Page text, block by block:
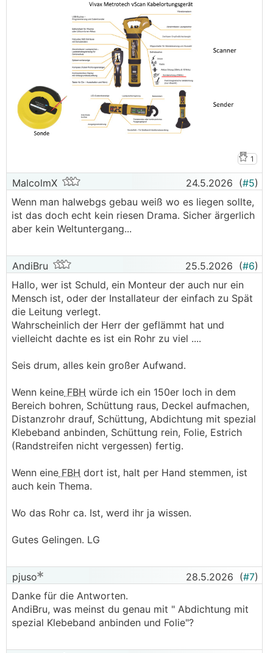
1
MalcolmX 24.5.2026 (#5)
Wenn man halwebgs gebau weiß wo es liegen sollte,
ist das doch echt kein riesen Drama. Sicher ärgerlich
aber kein Weltuntergang...
AndiBru 25.5.2026 (#6)
Hallo, wer ist Schuld, ein Monteur der auch nur ein
Mensch ist, oder der Installateur der einfach zu Spät
die Leitung verlegt.
Wahrscheinlich der Herr der geflämmt hat und
vielleicht dachte es ist ein Rohr zu viel ....
Seis drum, alles kein großer Aufwand.
Wenn keine FBH würde ich ein 150er loch in dem
Bereich bohren, Schüttung raus, Deckel aufmachen,
Distanzrohr drauf, Schüttung, Abdichtung mit spezial
Klebeband anbinden, Schüttung rein, Folie, Estrich
(Randstreifen nicht vergessen) fertig.
Wenn eine FBH dort ist, halt per Hand stemmen, ist
auch kein Thema.
Wo das Rohr ca. Ist, werd ihr ja wissen.
Gutes Gelingen. LG
pjuso 28.5.2026 (#7)
Danke für die Antworten.
AndiBru, was meinst du genau mit " Abdichtung mit
spezial Klebeband anbinden und Folie"?